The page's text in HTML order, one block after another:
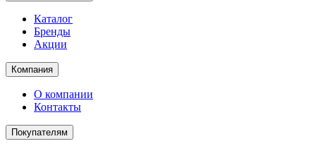
Каталог
Бренды
Акции
Компания
О компании
Контакты
Покупателям